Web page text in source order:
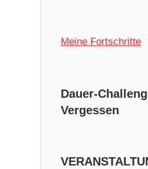
Meine Fortschritte
Dauer-
Vergessen